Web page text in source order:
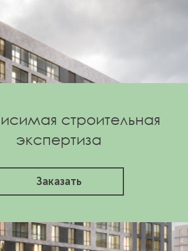
строительная
экспертиза
Заказать